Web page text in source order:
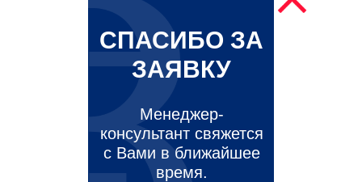
Менеджер-
консультант свяжется
с Вами в ближайшее
время.
СПАСИБО ЗА
ЗАЯВКУ